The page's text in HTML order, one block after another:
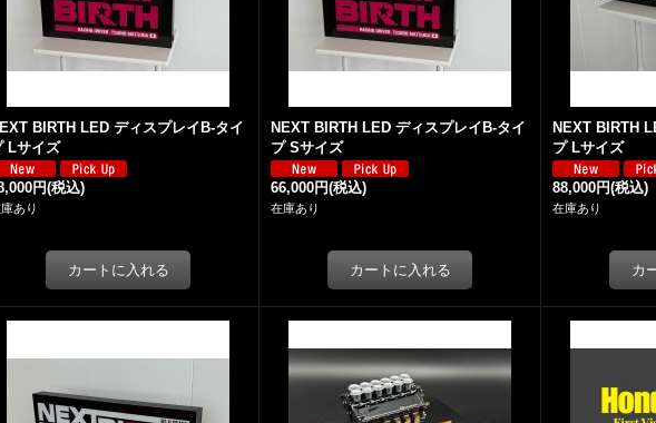
BIRTH LED ディスプレイB-タイ
Lサイズ
円(税込)
あり
NEXT BIRTH LED ディスプレイB-タイ
プ Sサイズ
66,000円(税込)
在庫あり
NEXT BIRTH
プ Lサイズ
88,000円(税込)
在庫あり